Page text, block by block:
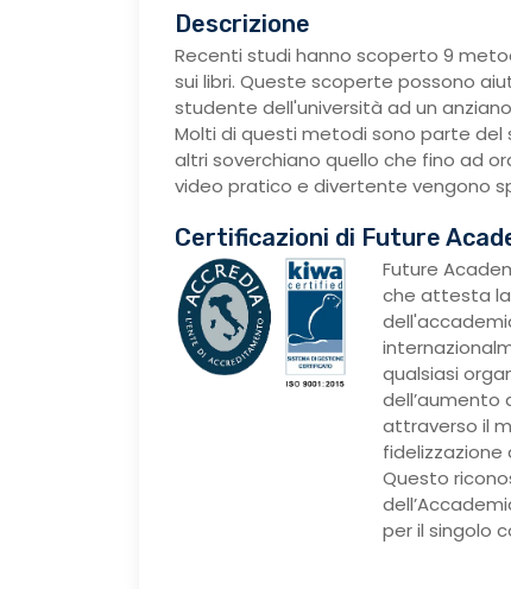
Descrizione
Recenti studi hanno scoperto 9
sui libri. Queste scoperte possono
studente dell'università ad un
Molti di questi metodi sono parte del
altri soverchiano quello che fino ad
video pratico e divertente vengono
Certificazioni di Future
Future
che attesta
qualsiasi
dell’aumento
attraverso il
fidelizzazione
Questo
per il singolo